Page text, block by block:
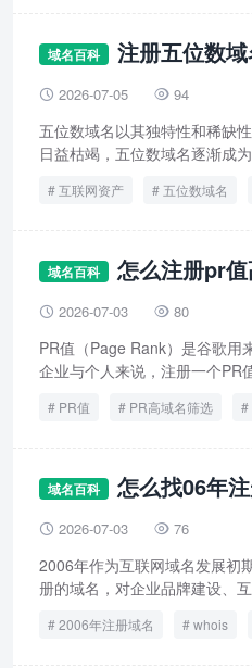
域名百科 注册五位数
 2026-07-05  94
五位数域名以其独特性和稀缺
日益枯竭，五位数域名逐渐成
互联网资产 五位数域名
域名百科 怎么注册pr
 2026-07-03  80
PR值（Page Rank）是谷歌用
企业与个人来说，注册一个PR
PR值 PR高域名筛选
域名百科 怎么找06年
 2026-07-03  76
2006年作为互联网域名发展初
册的域名，对企业品牌建设、
2006年注册域名 whois